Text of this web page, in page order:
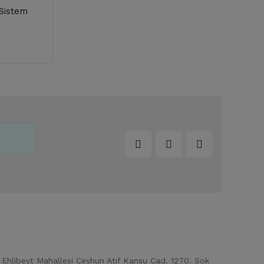
Mahallesi Ceyhun Atıf Kansu Cad. 1270. Sok